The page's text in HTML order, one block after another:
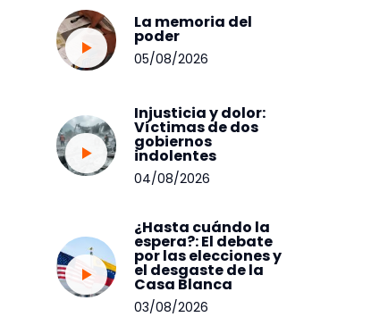
La memoria del
poder
05/08/2026
Injusticia y dolor:
Víctimas de dos
gobiernos
indolentes
04/08/2026
¿Hasta cuándo la
espera?: El debate
por las elecciones y
el desgaste de la
Casa Blanca
03/08/2026